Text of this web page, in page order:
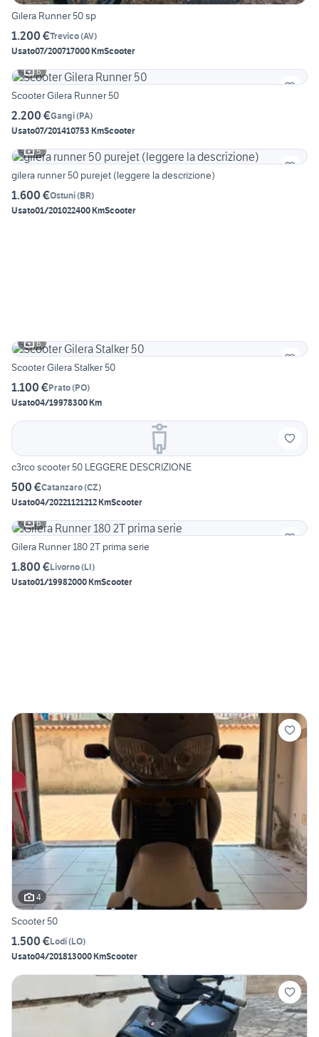
Gilera Runner 50 sp
1.200 €Trevico(AV)
Usato07/200717000 KmScooter
6
Scooter Gilera Runner 50
2.200 €Gangi(PA)
Usato07/201410753 KmScooter
5
gilera runner 50 purejet (leggere la descrizione)
1.600 €Ostuni(BR)
Usato01/201022400 KmScooter
6
Scooter Gilera Stalker 50
1.100 €Prato(PO)
Usato04/19978300 Km
c3rco scooter 50 LEGGERE DESCRIZIONE
500 €Catanzaro(CZ)
Usato04/20221121212 KmScooter
6
Gilera Runner 180 2T prima serie
1.800 €Livorno(LI)
Usato01/19982000 KmScooter
4
Scooter 50
1.500 €Lodi(LO)
Usato04/201813000 KmScooter